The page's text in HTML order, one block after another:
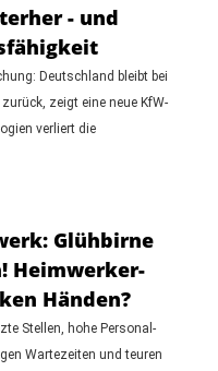
- und
Deutschland bleibt bei
zeigt eine neue KfW-
verliert die
Glühbirne
Heimwerker-
Händen?
Stellen, hohe Personal-
Wartezeiten und teuren